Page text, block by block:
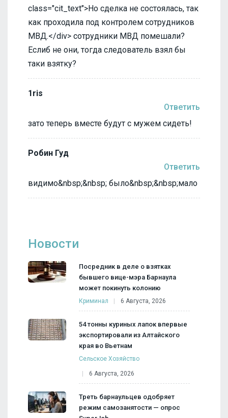
class="cit_text">Но сделка не состоялась, так
как проходила под контролем сотрудников
МВД.</div> сотрудники МВД помешали?
Еслиб не они, тогда следователь взял бы
таки взятку?
1ris
Ответить
зато теперь вместе будут с мужем сидеть!
Робин Гуд
Ответить
видимо&nbsp;&nbsp; было&nbsp;&nbsp;мало
Новости
Посредник в деле о взятках
бывшего вице-мэра Барнаула
может покинуть колонию
Криминал 6 Августа, 2026
54 тонны куриных лапок впервые
экспортировали из Алтайского
края во Вьетнам
Сельское Хозяйство
6 Августа, 2026
Треть барнаульцев одобряет
режим самозанятости — опрос